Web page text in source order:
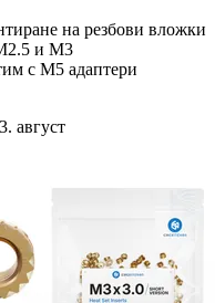
на резбови вложки
и M3
с M5 адаптери
август